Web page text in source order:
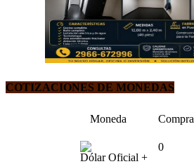
COTIZACIONES DE MONEDAS
Moneda Compra
Dólar Oficial +
0